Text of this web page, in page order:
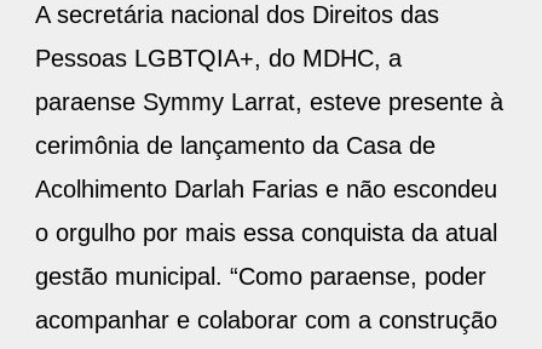
A secretária nacional dos Direitos das
Pessoas LGBTQIA+, do MDHC, a
paraense Symmy Larrat, esteve presente à
cerimônia de lançamento da Casa de
Acolhimento Darlah Farias e não escondeu
o orgulho por mais essa conquista da atual
gestão municipal. “Como paraense, poder
acompanhar e colaborar com a construção